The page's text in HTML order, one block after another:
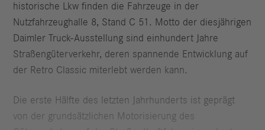
historische Lkw finden die Fahrzeuge in der
Nutzfahrzeughalle 8, Stand C 51. Motto der diesjährigen
Daimler Truck-Ausstellung sind einhundert Jahre
Straßengüterverkehr, deren spannende Entwicklung auf
der Retro Classic miterlebt werden kann.
Die erste Hälfte des letzten Jahrhunderts ist geprägt
von der grundsätzlichen Motorisierung des